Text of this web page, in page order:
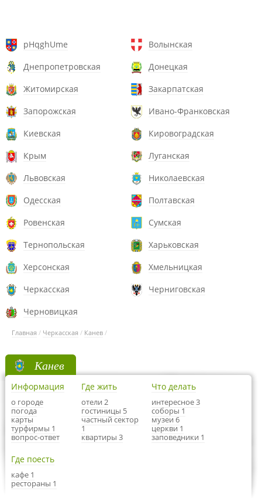
pHqghUme
Волынская
Днепропетровская
Донецкая
Житомирская
Закарпатская
Запорожская
Ивано-Франковская
Киевская
Кировоградская
Крым
Луганская
Львовская
Николаевская
Одесская
Полтавская
Ровенская
Сумская
Тернопольская
Харьковская
Херсонская
Хмельницкая
Черкасская
Черниговская
Черновицкая
Главная / Черкасская / Канев /
Канев
Информация
о городе
погода
карты
турфирмы 1
вопрос-ответ
Где жить
отели 2
гостиницы 5
частный сектор
1
квартиры 3
Что делать
интересное 3
соборы 1
музеи 6
церкви 1
заповедники 1
Где поесть
кафе 1
рестораны 1